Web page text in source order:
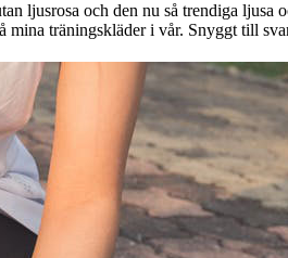
ljusrosa och den nu så trendiga
träningskläder i vår. Snyggt till